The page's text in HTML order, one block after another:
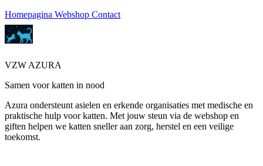
Homepagina Webshop Contact
VZW AZURA
Samen voor katten in nood
Azura ondersteunt asielen en erkende organisaties met medische en
praktische hulp voor katten. Met jouw steun via de webshop en
giften helpen we katten sneller aan zorg, herstel en een veilige
toekomst.